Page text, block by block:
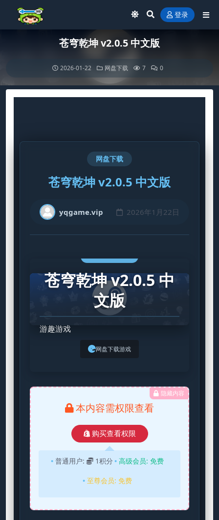
登录
苍穹乾坤 v2.0.5 中文版
2026-01-22 网盘下载 7 0
网盘下载
苍穹乾坤 v2.0.5 中文版
yqgame.vip 2026年1月22日
苍穹乾坤 v2.0.5 中
文版
游趣游戏
网盘下载游戏
隐藏内容
本内容需权限查看
购买查看权限
普通用户: 1积分 高级会员: 免费
至尊会员: 免费